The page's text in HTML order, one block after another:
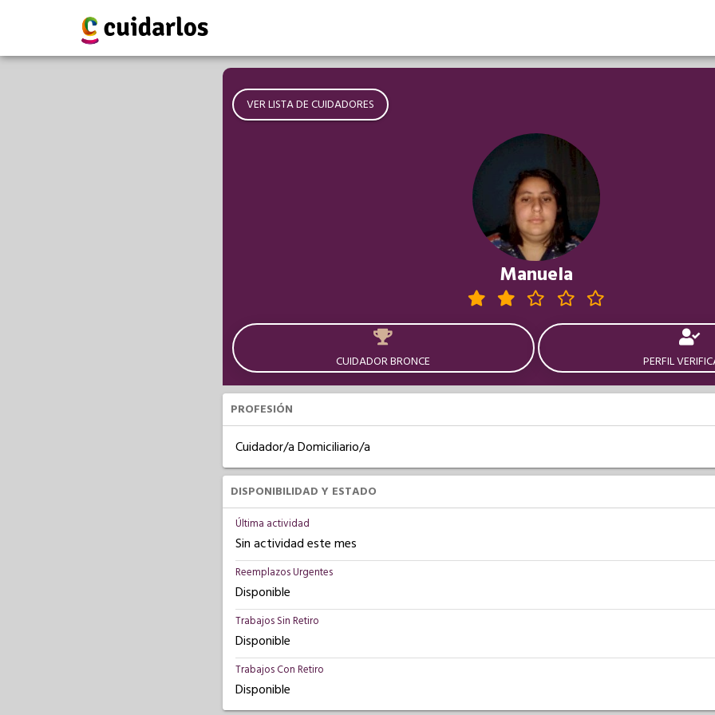
VER LISTA DE CUIDADORES
Manuela
CUIDADOR BRONCE PERFIL
PROFESIÓN
Cuidador/a Domiciliario/a
DISPONIBILIDAD Y ESTADO
Última actividad
Sin actividad este mes
Reemplazos Urgentes
Disponible
Trabajos Sin Retiro
Disponible
Trabajos Con Retiro
Disponible